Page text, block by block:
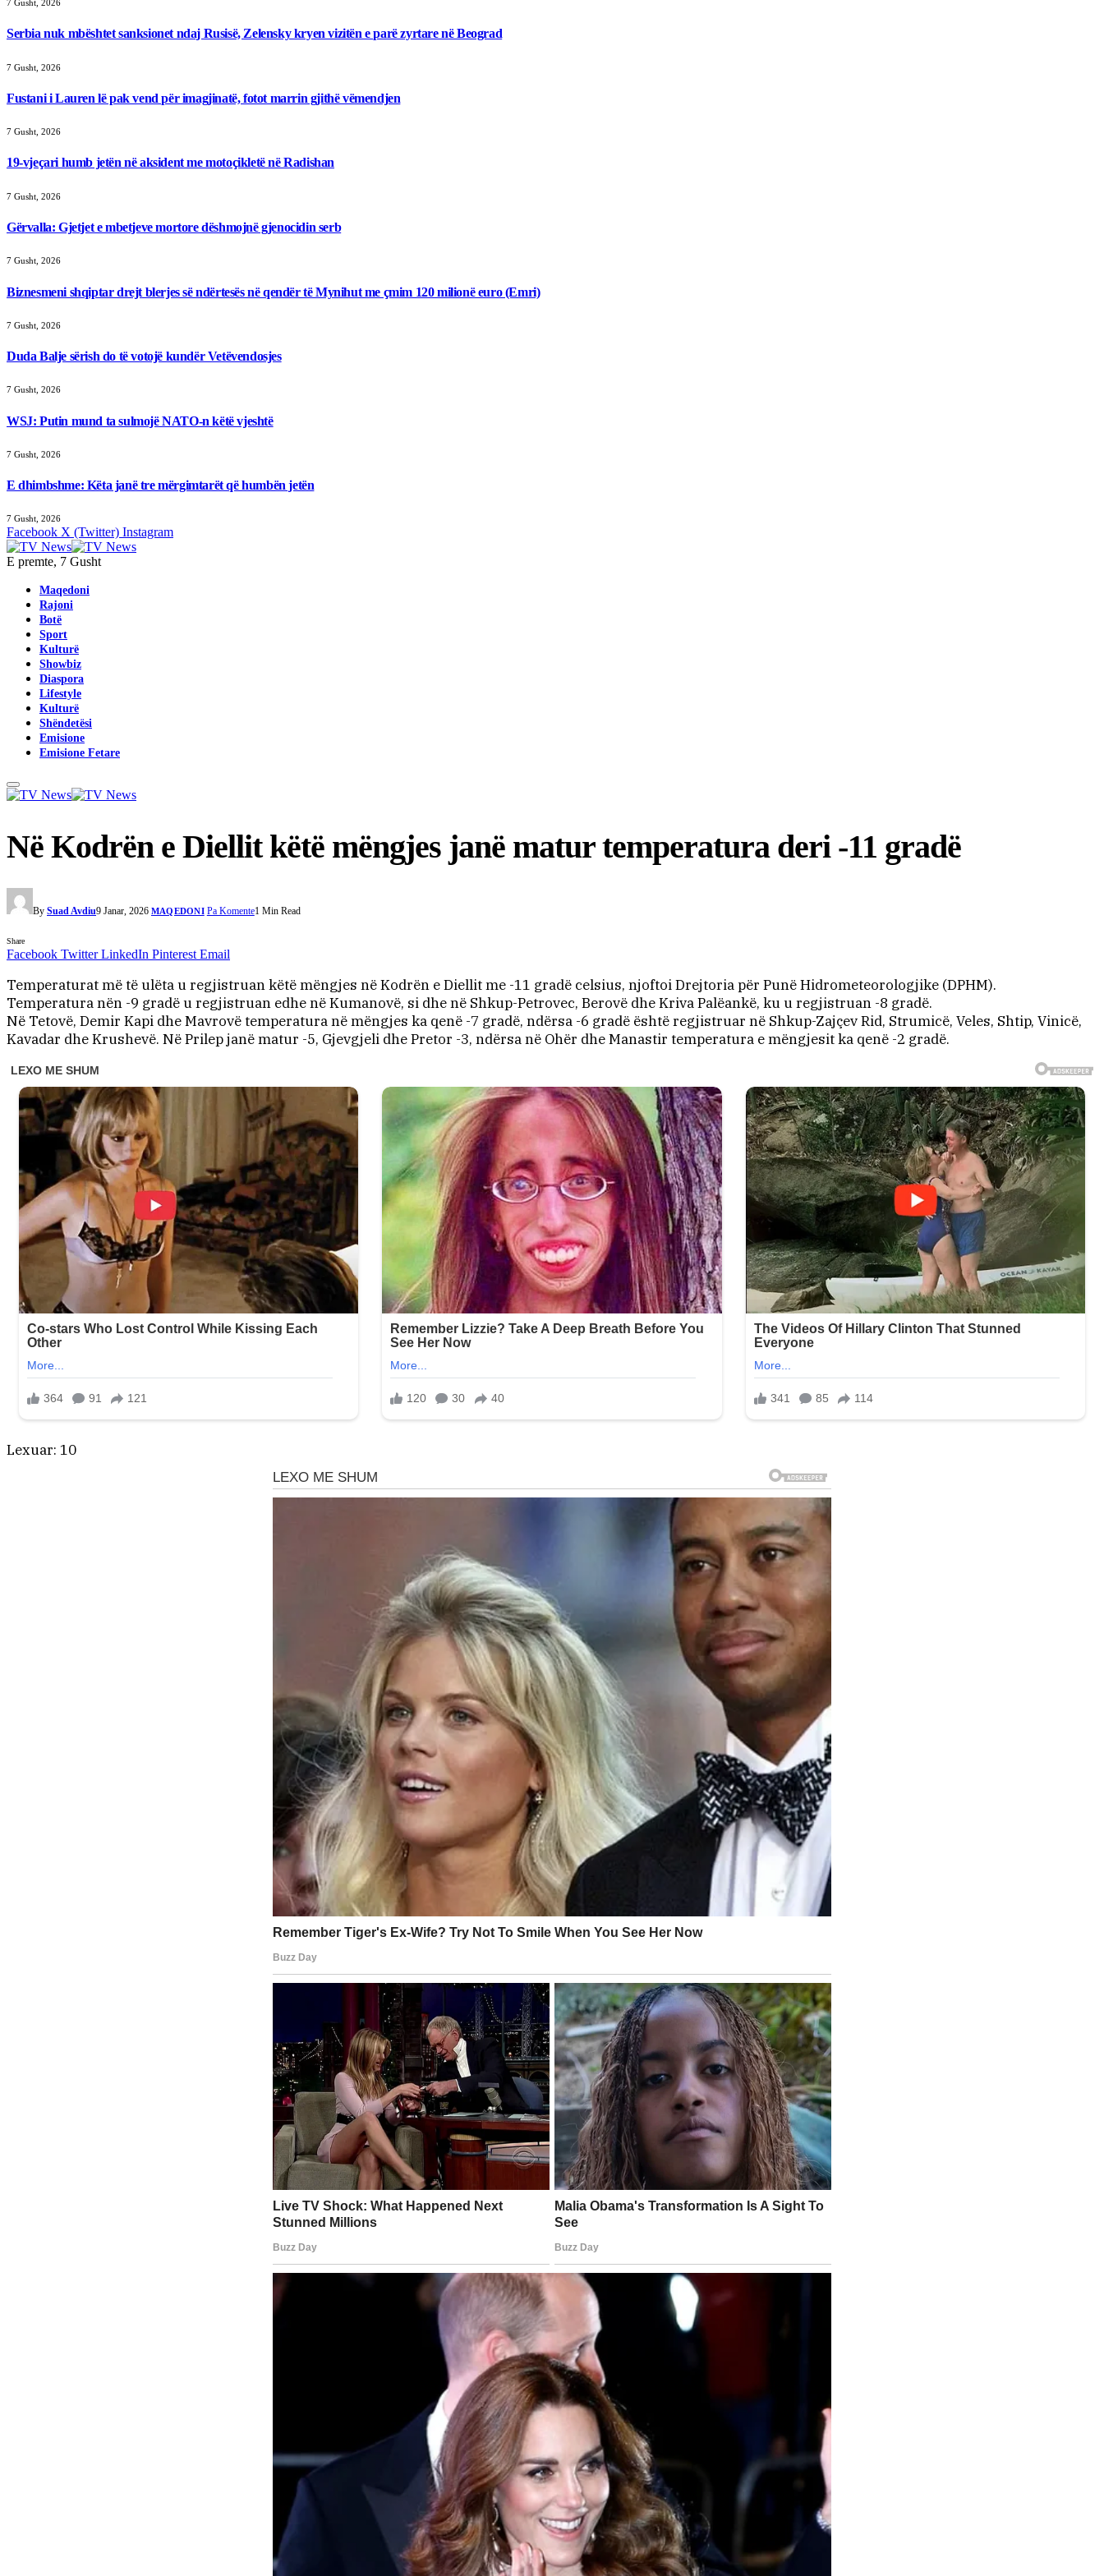
7 Gusht, 2026
Serbia nuk mbështet sanksionet ndaj Rusisë, Zelensky kryen vizitën e parë zyrtare në Beograd
7 Gusht, 2026
Fustani i Lauren lë pak vend për imagjinatë, fotot marrin gjithë vëmendjen
7 Gusht, 2026
19-vjeçari humb jetën në aksident me motoçikletë në Radishan
7 Gusht, 2026
Gërvalla: Gjetjet e mbetjeve mortore dëshmojnë gjenocidin serb
7 Gusht, 2026
Biznesmeni shqiptar drejt blerjes së ndërtesës në qendër të Mynihut me çmim 120 milionë euro (Emri)
7 Gusht, 2026
Duda Balje sërish do të votojë kundër Vetëvendosjes
7 Gusht, 2026
WSJ: Putin mund ta sulmojë NATO-n këtë vjeshtë
7 Gusht, 2026
E dhimbshme: Këta janë tre mërgimtarët që humbën jetën
7 Gusht, 2026
Facebook X (Twitter) Instagram
E premte, 7 Gusht
Maqedoni
Rajoni
Botë
Sport
Kulturë
Showbiz
Diaspora
Lifestyle
Kulturë
Shëndetësi
Emisione
Emisione Fetare
Në Kodrën e Diellit këtë mëngjes janë matur temperatura deri -11 gradë
By Suad Avdiu9 Janar, 2026 MAQEDONI Pa Komente1 Min Read
Share
Facebook Twitter LinkedIn Pinterest Email
Temperaturat më të ulëta u regjistruan këtë mëngjes në Kodrën e Diellit me -11 gradë celsius, njoftoi Drejtoria për Punë Hidrometeorologjike (DPHM).
Temperatura nën -9 gradë u regjistruan edhe në Kumanovë, si dhe në Shkup-Petrovec, Berovë dhe Kriva Palëankë, ku u regjistruan -8 gradë.
Në Tetovë, Demir Kapi dhe Mavrovë temperatura në mëngjes ka qenë -7 gradë, ndërsa -6 gradë është regjistruar në Shkup-Zajçev Rid, Strumicë, Veles, Shtip, Vinicë,
Kavadar dhe Krushevë. Në Prilep janë matur -5, Gjevgjeli dhe Pretor -3, ndërsa në Ohër dhe Manastir temperatura e mëngjesit ka qenë -2 gradë.
Lexuar: 10